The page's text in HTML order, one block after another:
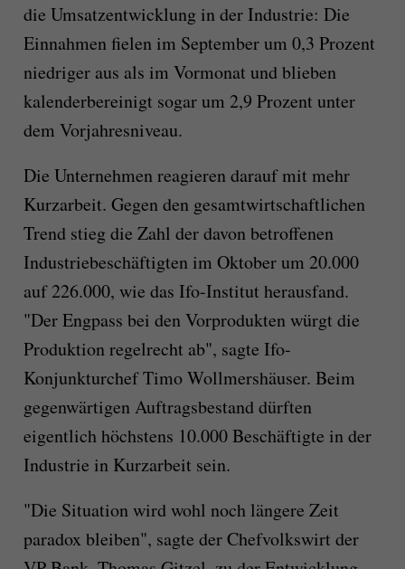
die Umsatzentwicklung in der Industrie: Die
Einnahmen fielen im September um 0,3 Prozent
niedriger aus als im Vormonat und blieben
kalenderbereinigt sogar um 2,9 Prozent unter
dem Vorjahresniveau.
Die Unternehmen reagieren darauf mit mehr
Kurzarbeit. Gegen den gesamtwirtschaftlichen
Trend stieg die Zahl der davon betroffenen
Industriebeschäftigten im Oktober um 20.000
auf 226.000, wie das Ifo-Institut herausfand.
"Der Engpass bei den Vorprodukten würgt die
Produktion regelrecht ab", sagte Ifo-
Konjunkturchef Timo Wollmershäuser. Beim
gegenwärtigen Auftragsbestand dürften
eigentlich höchstens 10.000 Beschäftigte in der
Industrie in Kurzarbeit sein.
"Die Situation wird wohl noch längere Zeit
paradox bleiben", sagte der Chefvolkswirt der